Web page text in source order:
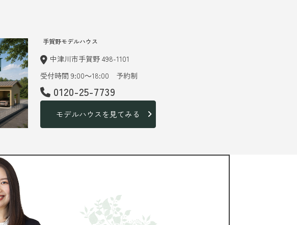
手賀野モデルハウス
中津川市手賀野 498-1101
受付時間 9:00～18:00 予約制
0120-25-7739
モデルハウスを見てみる